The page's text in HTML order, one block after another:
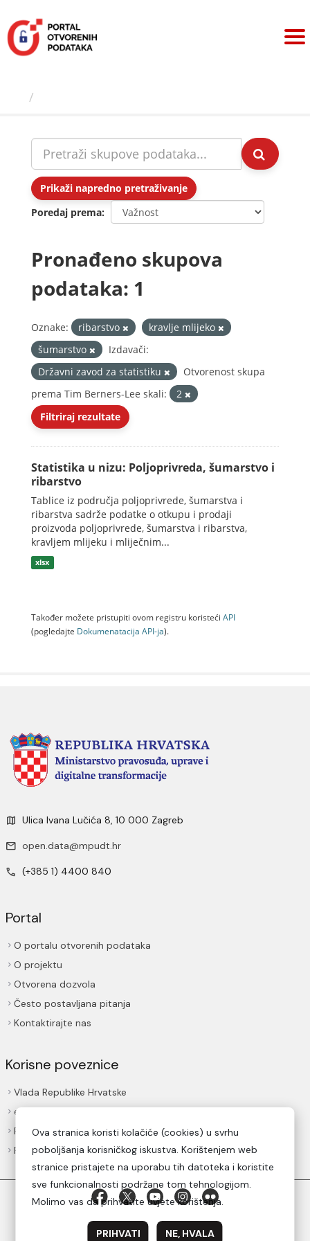
sadržaj
Prikaži napredno pretraživanje
Poredaj prema
Pronađeno skupova
podataka: 1
Oznake: ribarstvo
kravlje mlijeko
šumarstvo
Izdavači:
Državni zavod za statistiku
Otvorenost skupa
prema Tim Berners-Lee skali:
2
Filtriraj rezultate
Statistika u nizu: Poljoprivreda, šumarstvo i
ribarstvo
Tablice iz područja poljoprivrede, šumarstva i
ribarstva sadrže podatke o otkupu i prodaji
proizvoda poljoprivrede, šumarstva i ribarstva,
kravljem mlijeku i mliječnim...
xlsx
Također možete pristupiti ovom registru koristeći API
(pogledajte Dokumenаtаcijа API-jа).